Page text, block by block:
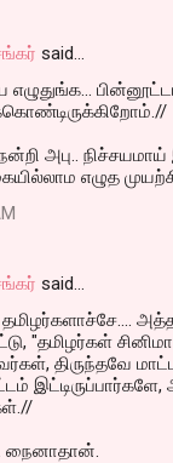
said…
எழுதுங்க...
அபு.. நிச்சயமாய்
எழுத
said…
"தமிழர்கள்
திருந்தவே
நைனாதான்.